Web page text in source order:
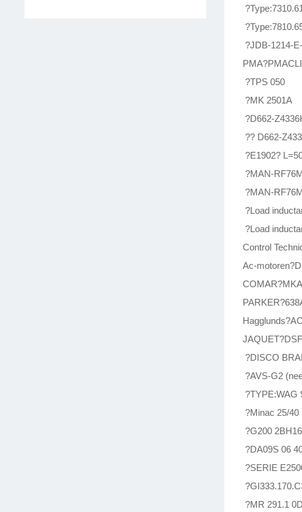
?JDB-1214-
?TPS 050
?MK 2501A
?D662-
?? D662-
?E1902?
?MAN-
?MAN-
?Load
?Load
Control
Ac-
?DISCO
?AVS-G2
?TYPE:WAG
?Minac 25/40
?G200
?DA09S 06
?SERIE
?MR 291.1 0D